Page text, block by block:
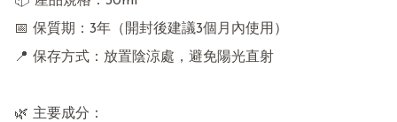
📅 保質期：3年（開封後建議3個月內使用）
📍 保存方式：放置陰涼處，避免陽光直射
🌿 主要成分：